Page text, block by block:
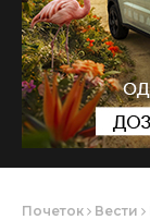
Почеток Вести